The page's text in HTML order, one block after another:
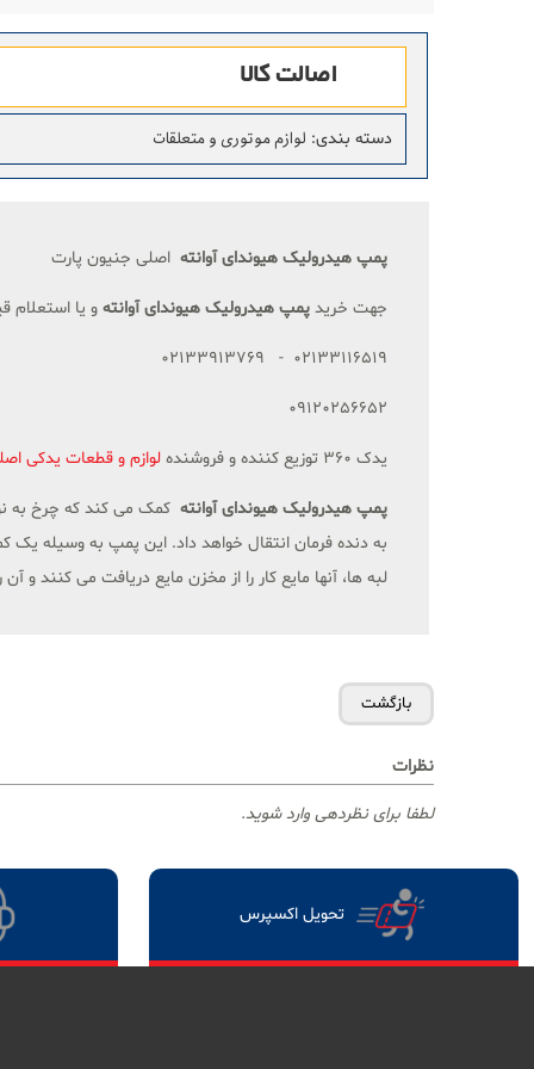
اصالت کالا
دسته بندی: لوازم موتوری و متعلقات
پمپ هیدرولیک هیوندای آوانته اصلی جنیون پارت
جهت خریدپمپ هیدرولیک هیوندای آوانته و یا استعلام
02133116519 - 02133913769
09120256652
یدک 360 توزیع کننده و فروشنده لوازم و قطعات یدکی
پمپ هیدرولیک هیوندای آوانته کمک می کند که چرخ به
به دنده فرمان انتقال خواهد داد. این پمپ به وسیله
لبه ها، آنها مایع کار را از مخزن مایع دریافت می
نظرات
لطفا برای نظردهی وارد شوید.
تحویل اکسپرس